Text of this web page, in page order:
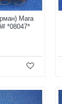
Mara
*08047*